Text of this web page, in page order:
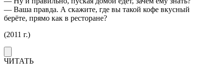
— Ваша правда. А скажите, где вы такой кофе вкусный
берёте, прямо как в ресторане?
(2011 г.)
ЧИТАТЬ